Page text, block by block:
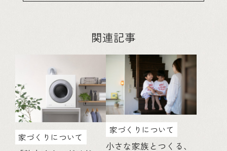
関連記事
家づくりについて
家づくりについて
小さな家族とつくる、